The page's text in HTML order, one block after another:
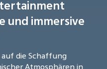
und immersive
die Schaffung
Atmosphären in